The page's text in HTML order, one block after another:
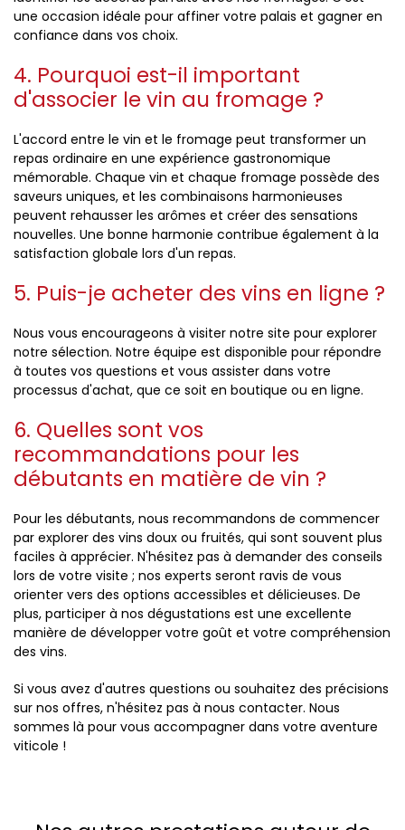
une occasion idéale pour affiner votre palais et gagner en
confiance dans vos choix.
4. Pourquoi est-il important
d'associer le vin au fromage ?
L'accord entre le vin et le fromage peut transformer un
repas ordinaire en une expérience gastronomique
mémorable. Chaque vin et chaque fromage possède des
saveurs uniques, et les combinaisons harmonieuses
peuvent rehausser les arômes et créer des sensations
nouvelles. Une bonne harmonie contribue également à la
satisfaction globale lors d'un repas.
5. Puis-je acheter des vins en ligne ?
Nous vous encourageons à visiter notre site pour explorer
notre sélection. Notre équipe est disponible pour répondre
à toutes vos questions et vous assister dans votre
processus d'achat, que ce soit en boutique ou en ligne.
6. Quelles sont vos
recommandations pour les
débutants en matière de vin ?
Pour les débutants, nous recommandons de commencer
par explorer des vins doux ou fruités, qui sont souvent plus
faciles à apprécier. N'hésitez pas à demander des conseils
lors de votre visite ; nos experts seront ravis de vous
orienter vers des options accessibles et délicieuses. De
plus, participer à nos dégustations est une excellente
manière de développer votre goût et votre compréhension
des vins.
Si vous avez d'autres questions ou souhaitez des précisions
sur nos offres, n'hésitez pas à nous contacter. Nous
sommes là pour vous accompagner dans votre aventure
viticole !